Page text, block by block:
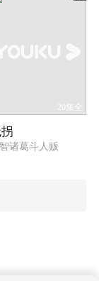
20集全
诸葛斗人贩